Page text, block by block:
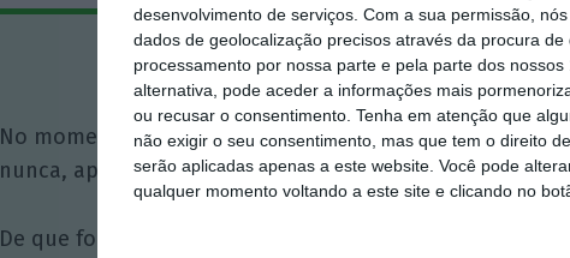
desenvolvimento de serviços. Com a sua permissão,
dados de geolocalização precisos através da procura
processamento por nossa parte e pela parte dos
alternativa, pode aceder a informações mais
ou recusar o consentimento. Tenha em atenção que
não exigir o seu consentimento, mas que tem o direito
serão aplicadas apenas a este website. Você pode
qualquer momento voltando a este site e clicando no
Assine o ECO Premium
No momento em que a informação é mais importante
nunca, apoie o jornalismo independente e rigoroso.
De que forma? Assine o ECO Premium e tenha acesso a